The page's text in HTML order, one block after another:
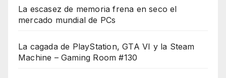
La escasez de memoria frena en seco el
mercado mundial de PCs
La cagada de PlayStation, GTA VI y la Steam
Machine – Gaming Room #130